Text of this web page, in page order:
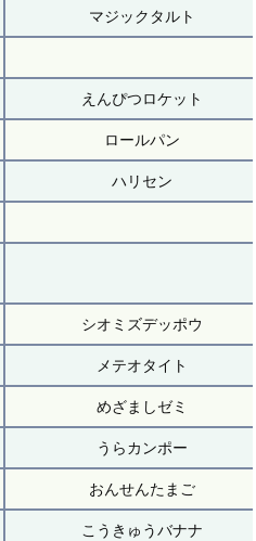
マジックタルト
えんぴつロケット
ロールパン
ハリセン
シオミズデッポウ
メテオタイト
めざましゼミ
うらカンポー
おんせんたまご
こうきゅうバナナ